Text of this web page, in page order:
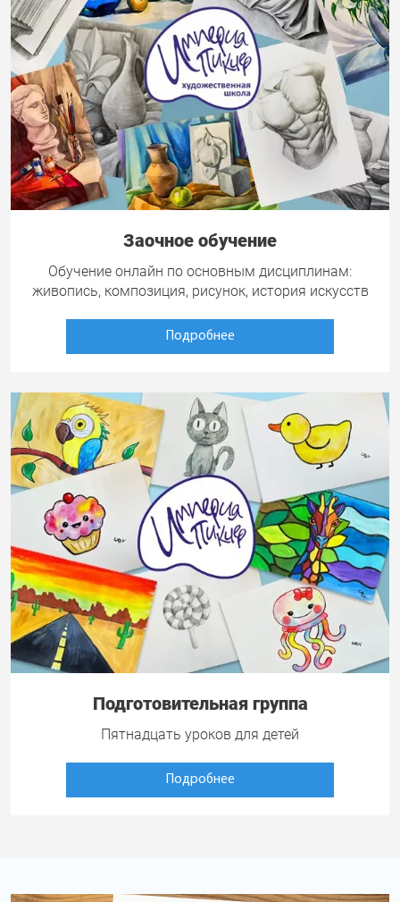
Заочное обучение
Обучение онлайн по основным дисциплинам:
живопись, композиция, рисунок, история искусств
Подробнее
Подготовительная группа
Пятнадцать уроков для детей
Подробнее